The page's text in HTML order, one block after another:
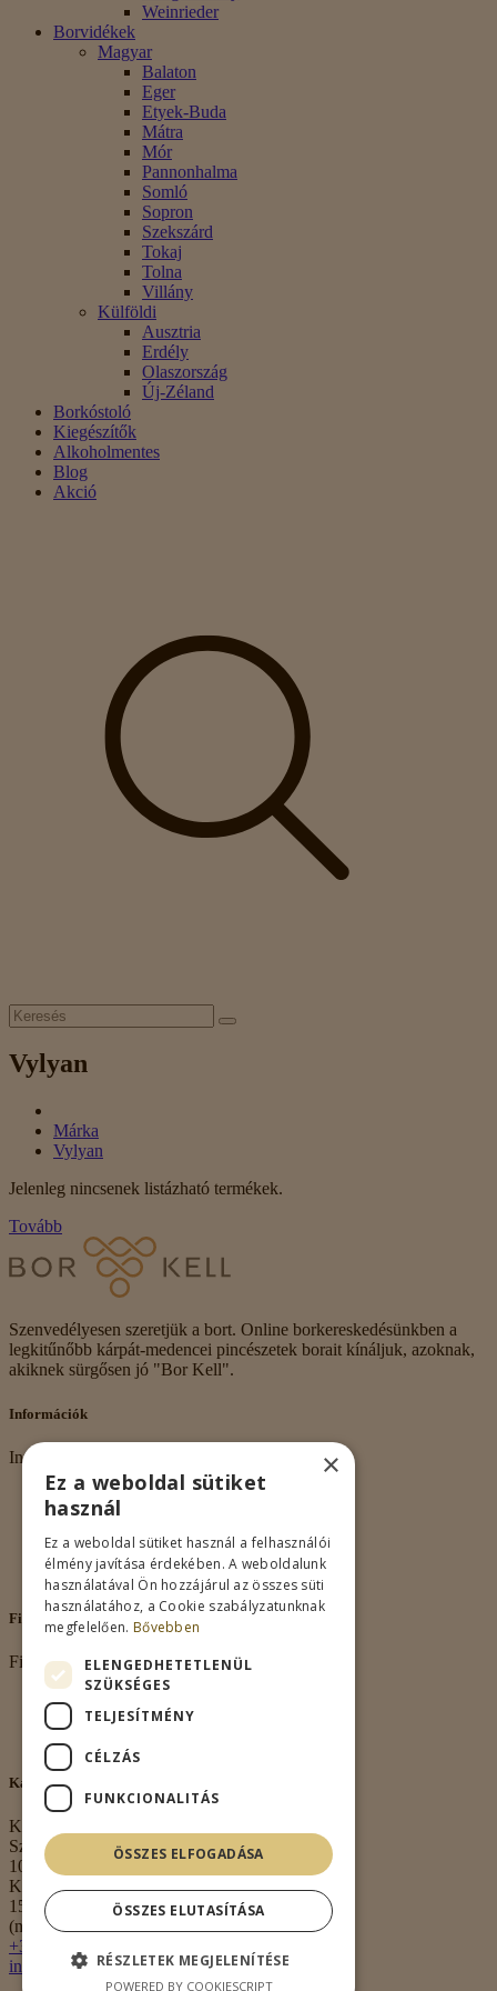
Weinrieder
Borvidékek
Magyar
Balaton
Eger
Etyek-Buda
Mátra
Mór
Pannonhalma
Somló
Sopron
Szekszárd
Tokaj
Tolna
Villány
Külföldi
Ausztria
Erdély
Olaszország
Új-Zéland
Borkóstoló
Kiegészítők
Alkoholmentes
Blog
Akció
Vylyan
Márka
Vylyan
Jelenleg nincsenek listázható termékek.
Tovább
Szenvedélyesen szeretjük a bort. Online borkereskedésünkben a
legkitűnőbb kárpát-medencei pincészetek borait kínáljuk, azoknak,
akiknek sürgősen jó "Bor Kell".
Információk
Információk
Rólunk
Adatkezelés
Vásárlási feltételek
Nagykereskedelem
Kapcsolat
Fiókom
Fiókom
Fiókom
Rendeléseim
Kívánságlista
Kapcsolat
Kapcsolat
Székhely:
1063 Budapest,
Kmety György u.
15. 3. em. 1.
(nem átvételi pont)
+36 30 474 0020
info@borkell.hu
×
Ez a weboldal sütiket
használ
Ez a weboldal sütiket használ a felhasználói
élmény javítása érdekében. A weboldalunk
használatával Ön hozzájárul az összes süti
használatához, a Cookie szabályzatunknak
megfelelően. Bővebben
ELENGEDHETETLENÜL
SZÜKSÉGES
TELJESÍTMÉNY
CÉLZÁS
FUNKCIONALITÁS
ÖSSZES ELFOGADÁSA
ÖSSZES ELUTASÍTÁSA
RÉSZLETEK MEGJELENÍTÉSE
POWERED BY COOKIESCRIPT